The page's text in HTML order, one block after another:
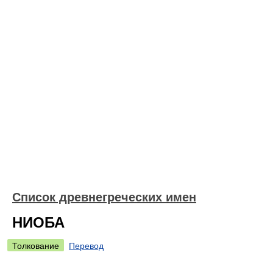
Список древнегреческих имен
НИОБА
Толкование
Перевод